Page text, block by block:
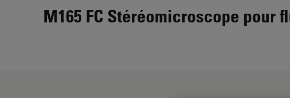
M165 FC Stéréomicroscope pour